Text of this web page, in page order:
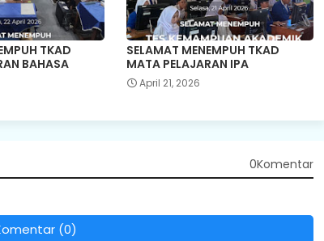
TKAD
BAHASA
SELAMAT MENEMPUH TKAD
MATA PELAJARAN IPA
April 21, 2026
0Komentar
(0)